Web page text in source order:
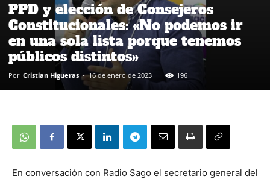
PPD y elección de Consejeros
Constitucionales: «No podemos ir
en una sola lista porque tenemos
públicos distintos»
Por Cristian Higueras - 16 de enero de 2023 196
En conversación con Radio Sago el secretario general del